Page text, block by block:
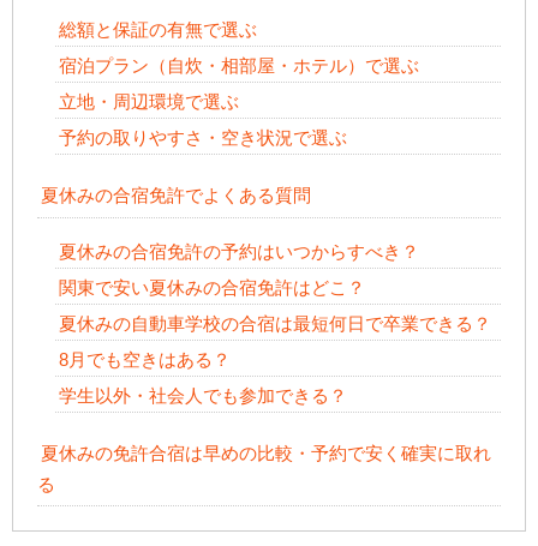
総額と保証の有無で選ぶ
宿泊プラン（自炊・相部屋・ホテル）で選ぶ
立地・周辺環境で選ぶ
予約の取りやすさ・空き状況で選ぶ
夏休みの合宿免許でよくある質問
夏休みの合宿免許の予約はいつからすべき？
関東で安い夏休みの合宿免許はどこ？
夏休みの自動車学校の合宿は最短何日で卒業できる？
8月でも空きはある？
学生以外・社会人でも参加できる？
夏休みの免許合宿は早めの比較・予約で安く確実に取れ
る